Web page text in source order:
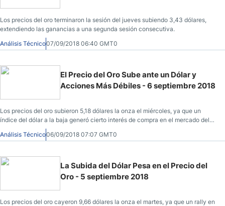
Los precios del oro terminaron la sesión del jueves subiendo 3,43 dólares,
extendiendo las ganancias a una segunda sesión consecutiva.
Análisis Técnico07/09/2018 06:40 GMT0
El Precio del Oro Sube ante un Dólar y
Acciones Más Débiles - 6 septiembre 2018
Los precios del oro subieron 5,18 dólares la onza el miércoles, ya que un
índice del dólar a la baja generó cierto interés de compra en el mercado del
Análisis Técnico06/09/2018 07:07 GMT0
La Subida del Dólar Pesa en el Precio del
Oro - 5 septiembre 2018
Los precios del oro cayeron 9,66 dólares la onza el martes, ya que un rally en